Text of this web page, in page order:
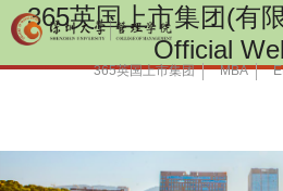
365英国上市集团(有
Official
365英国上市集团 MBA